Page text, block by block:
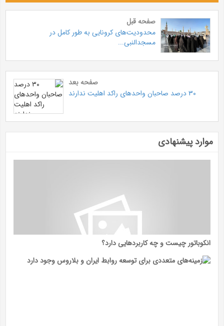
صفحه قبل
محدودیت‌های کرونایی به طور کامل در
مسجدالنبی...
صفحه بعد
۳۰ درصد صاحبان واحد‌های راکد اهلیت ندارند
موارد پیشنهادی
انکوباتور چیست و چه کاربردهایی دارد؟